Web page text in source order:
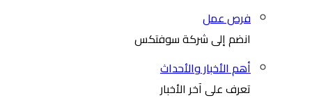
فرص عمل
انضم إلى شركة سوفتكس
أهم الأخبار والأحداث
تعرف على آخر الأخبار